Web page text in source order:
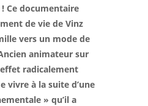
Ce documentaire
de vie de Vinz
vers un mode de
animateur sur
radicalement
vivre à la suite d’une
» qu’il a